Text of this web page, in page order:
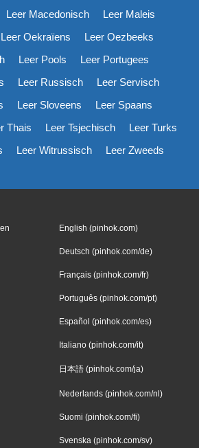
Leer Macedonisch
Leer Maleis
Leer Oekraïens
Leer Oezbeeks
Leer Pools
Leer Portugees
Leer Russisch
Leer Servisch
Leer Sloveens
Leer Spaans
Thais Leer Tsjechisch
Leer Turks
Leer Witrussisch Leer Zweeds
English (pinhok.com)
Deutsch (pinhok.com/de)
Français (pinhok.com/fr)
Português (pinhok.com/pt)
Español (pinhok.com/es)
Italiano (pinhok.com/it)
日本語 (pinhok.com/ja)
Nederlands (pinhok.com/nl)
Suomi (pinhok.com/fi)
Svenska (pinhok.com/sv)